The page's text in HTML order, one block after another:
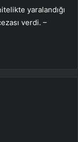
yaralandığı
verdi. –